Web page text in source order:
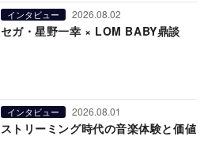
インタビュー 2026.08.02
セガ・星野一幸 × LOM BABY鼎談
インタビュー 2026.08.01
ストリーミング時代の音楽体験と価値